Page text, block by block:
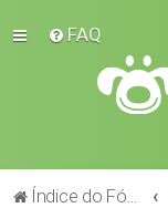
FAQ
Índice do Fórum